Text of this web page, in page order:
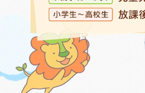
教室一覧
ご利用について